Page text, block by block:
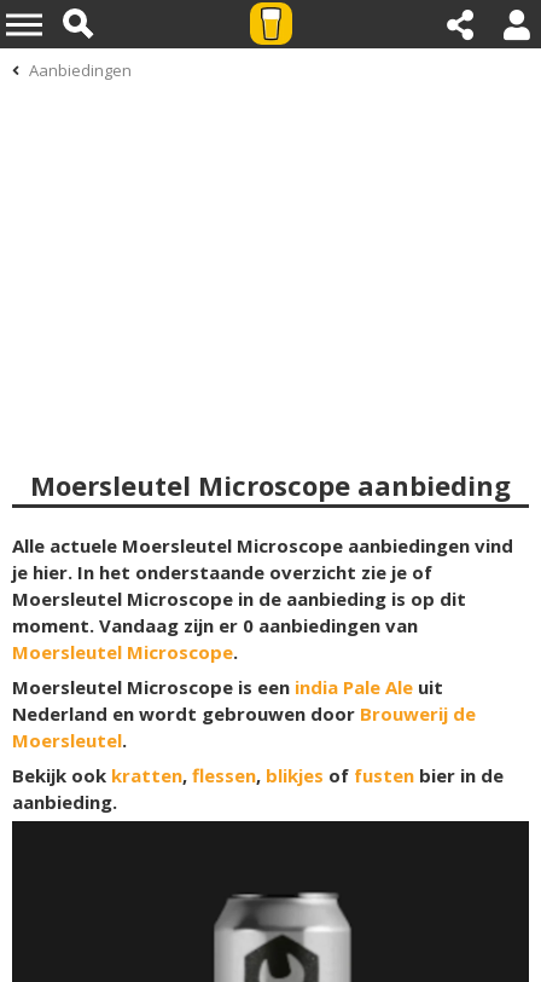
Aanbiedingen
Moersleutel Microscope aanbieding
Alle actuele Moersleutel Microscope aanbiedingen vind
je hier. In het onderstaande overzicht zie je of
Moersleutel Microscope in de aanbieding is op dit
moment. Vandaag zijn er 0 aanbiedingen van
Moersleutel Microscope.
Moersleutel Microscope is een india Pale Ale uit
Nederland en wordt gebrouwen door Brouwerij de
Moersleutel.
Bekijk ook kratten, flessen, blikjes of fusten bier in de
aanbieding.